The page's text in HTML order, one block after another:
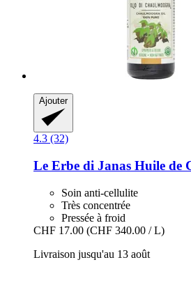
Ajouter
4.3 (32)
Le Erbe di Janas Huile de
Soin anti-cellulite
Très concentrée
Pressée à froid
CHF 17.00 (CHF 340.00 / L)
Livraison jusqu'au 13 août